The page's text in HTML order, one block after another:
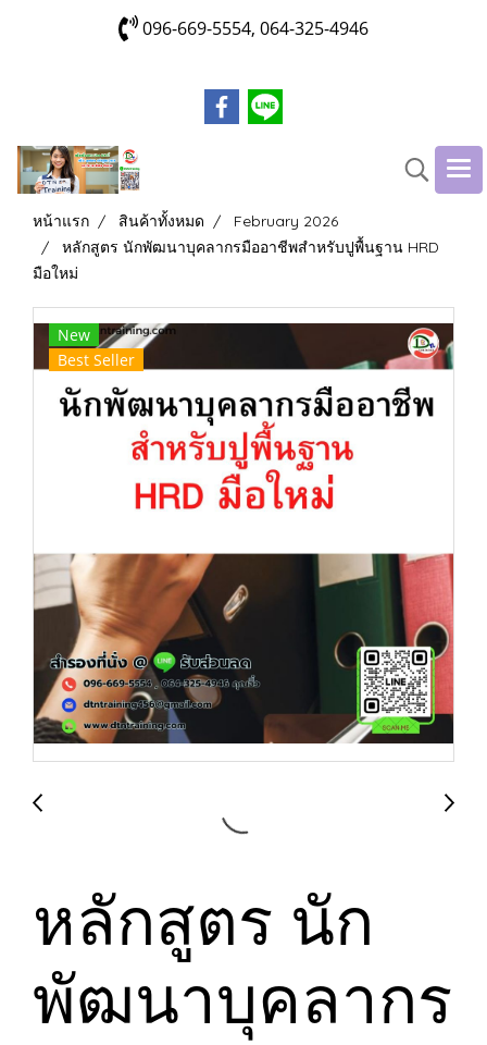
096-669-5554, 064-325-4946
หน้าแรก สินค้าทั้งหมด
February 2026
หลักสูตร นักพัฒนาบุคลากรมืออาชีพสำหรับปูพื้นฐาน HRD
มือใหม่
New
Best Seller
หลักสูตร นัก
พัฒนาบุคลากร